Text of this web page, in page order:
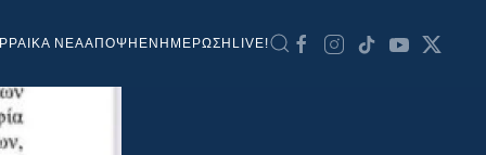
ΝΕΑΑΠΟΨΗ ΕΝΗΜΕΡΩΣΗ LIVE!